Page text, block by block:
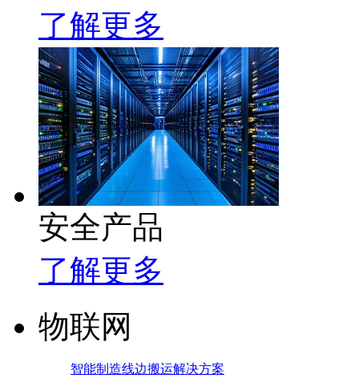
了解更多
安全产品
了解更多
物联网
智能制造线边搬运解决方案